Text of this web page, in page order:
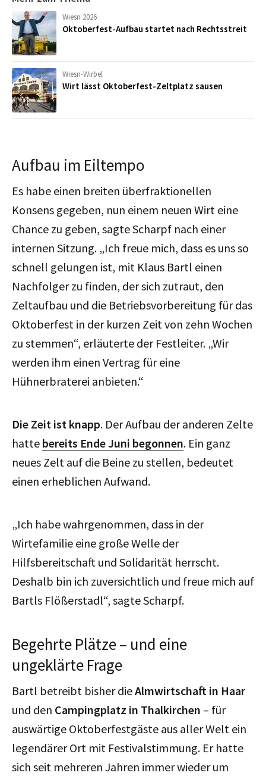
Wiesn 2026
Oktoberfest-Aufbau startet nach Rechtsstreit
Wiesn-Wirbel
Wirt lässt Oktoberfest-Zeltplatz sausen
Aufbau im Eiltempo
Es habe einen breiten überfraktionellen
Konsens gegeben, nun einem neuen Wirt eine
Chance zu geben, sagte Scharpf nach einer
internen Sitzung. „Ich freue mich, dass es uns so
schnell gelungen ist, mit Klaus Bartl einen
Nachfolger zu finden, der sich zutraut, den
Zeltaufbau und die Betriebsvorbereitung für das
Oktoberfest in der kurzen Zeit von zehn Wochen
zu stemmen“, erläuterte der Festleiter. „Wir
werden ihm einen Vertrag für eine
Hühnerbraterei anbieten.“
Die Zeit ist knapp. Der Aufbau der anderen Zelte
hatte bereits Ende Juni begonnen. Ein ganz
neues Zelt auf die Beine zu stellen, bedeutet
einen erheblichen Aufwand.
„Ich habe wahrgenommen, dass in der
Wirtefamilie eine große Welle der
Hilfsbereitschaft und Solidarität herrscht.
Deshalb bin ich zuversichtlich und freue mich auf
Bartls Flößerstadl“, sagte Scharpf.
Begehrte Plätze – und eine
ungeklärte Frage
Bartl betreibt bisher dieAlmwirtschaft in Haar
und den Campingplatz in Thalkirchen – für
auswärtige Oktoberfestgäste aus aller Welt ein
legendärer Ort mit Festivalstimmung. Er hatte
sich seit mehreren Jahren immer wieder um